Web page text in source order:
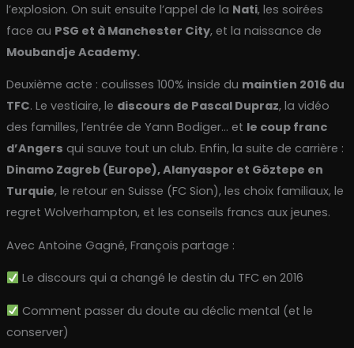
l’explosion. On suit ensuite l’appel de la Nati, les soirées
face au PSG et à Manchester City, et la naissance de
Moubandje Academy.
Deuxième acte : coulisses 100% inside du maintien 2016 du
TFC. Le vestiaire, le discours de Pascal Dupraz, la vidéo
des familles, l’entrée de Yann Bodiger… et le coup franc
d’Angers qui sauve tout un club. Enfin, la suite de carrière :
Dinamo Zagreb (Europe), Alanyaspor et Göztepe en
Turquie, le retour en Suisse (FC Sion), les choix familiaux, le
regret Wolverhampton, et les conseils francs aux jeunes.
Avec Antoine Gagné, François partage :
Le discours qui a changé le destin du TFC en 2016
Comment passer du doute au déclic mental (et le
conserver)